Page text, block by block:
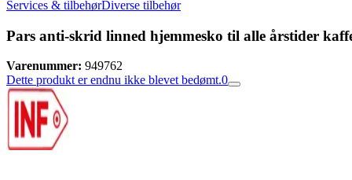
Services & tilbehørDiverse tilbehør
Pars anti-skrid linned hjemmesko til alle årstider
Varenummer: 949762
Dette produkt er endnu ikke blevet bedømt.0